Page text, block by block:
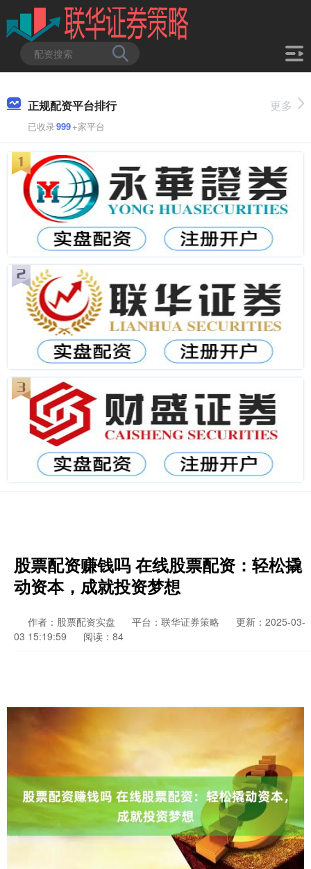
正规配资平台排行
已收录999+家平台
更多
股票配资赚钱吗 在线股票配资：轻松撬
动资本，成就投资梦想
作者：股票配资实盘 平台：联华证券策略
更新：2025-03-
03 15:19:59
阅读：84